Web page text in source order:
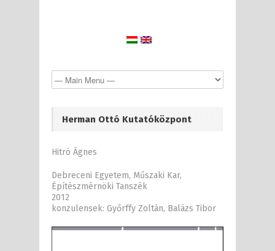
Herman Ottó Kutatóközpont
Hitró Ágnes
Debreceni Egyetem, Műszaki Kar,
Építészmérnöki Tanszék
2012
konzulensek: Győrffy Zoltán, Balázs Tibor